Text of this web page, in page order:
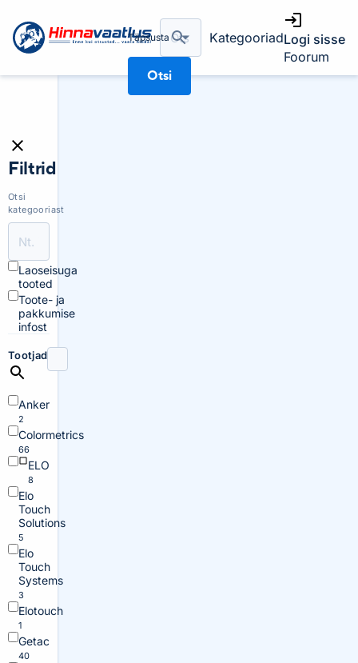
Täpsusta
Otsi
KategooriadLogi sisse
Foorum
Filtrid
Otsi
kategooriast
Laoseisuga
tooted
Toote- ja
pakkumise
infost
Tootjad
Anker
2
Colormetrics
66
ELO
8
Elo
Touch
Solutions
5
Elo
Touch
Systems
3
Elotouch
1
Getac
40